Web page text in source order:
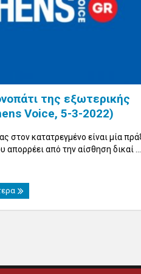
της εξωτερικής
Voice, 5-3-2022)
στον κατατρεγμένο είναι μία
απορρέει από την αίσθηση δικαί ...